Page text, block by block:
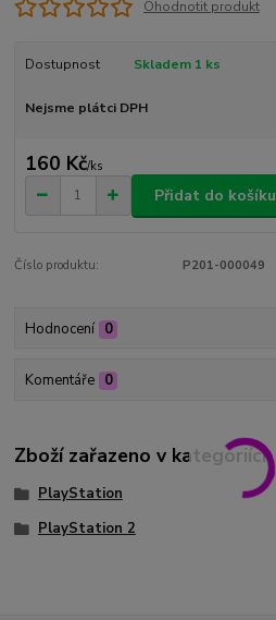
Ohodnotit produkt
Dostupnost Skladem 1 ks
Nejsme plátci DPH
160 Kč/ks
Přidat do košíku
Číslo produktu: P201-000049
Hodnocení 0
Komentáře 0
Zboží zařazeno v kategoriích
PlayStation
PlayStation 2